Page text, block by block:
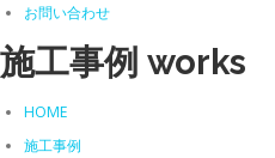
お問い合わせ
施工事例 works
HOME
施工事例